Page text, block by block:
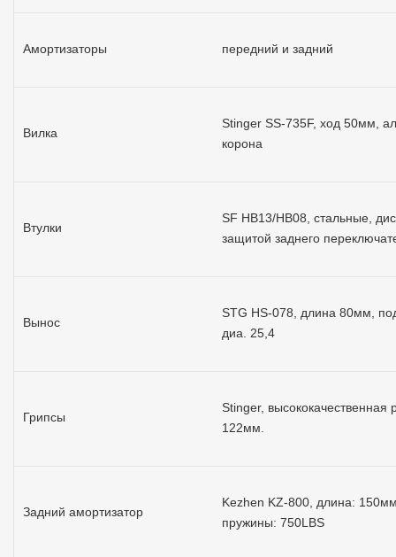
Амортизаторы передний и задний
Вилка
Stinger SS-735F, ход 50мм,
корона
Втулки
SF HB13/HB08, стальные,
защитой заднего
Вынос
STG HS-078, длина 80мм,
диа. 25,4
Грипсы
Stinger, высококачественная
122мм.
Задний амортизатор
Kezhen KZ-800, длина:
пружины: 750LBS